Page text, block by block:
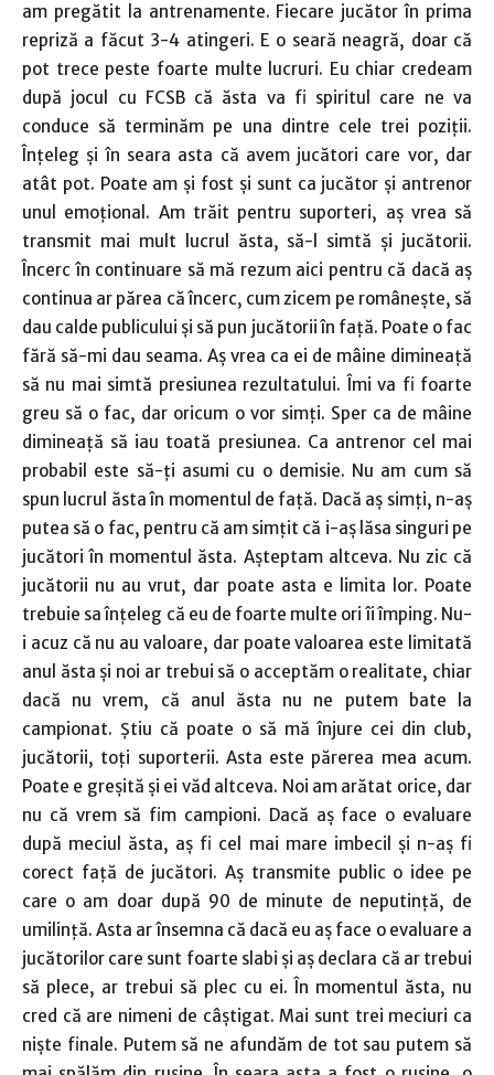
am pregătit la antrenamente. Fiecare jucător în prima
repriză a făcut 3-4 atingeri. E o seară neagră, doar că
pot trece peste foarte multe lucruri. Eu chiar credeam
după jocul cu FCSB că ăsta va fi spiritul care ne va
conduce să terminăm pe una dintre cele trei poziții.
Înțeleg și în seara asta că avem jucători care vor, dar
atât pot. Poate am și fost și sunt ca jucător și antrenor
unul emoțional. Am trăit pentru suporteri, aș vrea să
transmit mai mult lucrul ăsta, să-l simtă și jucătorii.
Încerc în continuare să mă rezum aici pentru că dacă aș
continua ar părea că încerc, cum zicem pe românește, să
dau calde publicului și să pun jucătorii în față. Poate o fac
fără să-mi dau seama. Aș vrea ca ei de mâine dimineață
să nu mai simtă presiunea rezultatului. Îmi va fi foarte
greu să o fac, dar oricum o vor simți. Sper ca de mâine
dimineață să iau toată presiunea. Ca antrenor cel mai
probabil este să-ți asumi cu o demisie. Nu am cum să
spun lucrul ăsta în momentul de față. Dacă aș simți, n-aș
putea să o fac, pentru că am simțit că i-aș lăsa singuri pe
jucători în momentul ăsta. Așteptam altceva. Nu zic că
jucătorii nu au vrut, dar poate asta e limita lor. Poate
trebuie sa înțeleg că eu de foarte multe ori îi împing. Nu-
i acuz că nu au valoare, dar poate valoarea este limitată
anul ăsta și noi ar trebui să o acceptăm o realitate, chiar
dacă nu vrem, că anul ăsta nu ne putem bate la
campionat. Știu că poate o să mă înjure cei din club,
jucătorii, toți suporterii. Asta este părerea mea acum.
Poate e greșită și ei văd altceva. Noi am arătat orice, dar
nu că vrem să fim campioni. Dacă aș face o evaluare
după meciul ăsta, aș fi cel mai mare imbecil și n-aș fi
corect față de jucători. Aș transmite public o idee pe
care o am doar după 90 de minute de neputință, de
umilință. Asta ar însemna că dacă eu aș face o evaluare a
jucătorilor care sunt foarte slabi și aș declara că ar trebui
să plece, ar trebui să plec cu ei. În momentul ăsta, nu
cred că are nimeni de câștigat. Mai sunt trei meciuri ca
niște finale. Putem să ne afundăm de tot sau putem să